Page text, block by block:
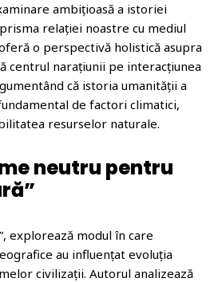
ambițioasă a istoriei
relației noastre cu mediul
o perspectivă holistică asupra
centrul narațiunii pe interacțiunea
că istoria umanității a
de factori climatici,
resurselor naturale.
neutru pentru
explorează modul în care
au influențat evoluția
civilizații. Autorul analizează